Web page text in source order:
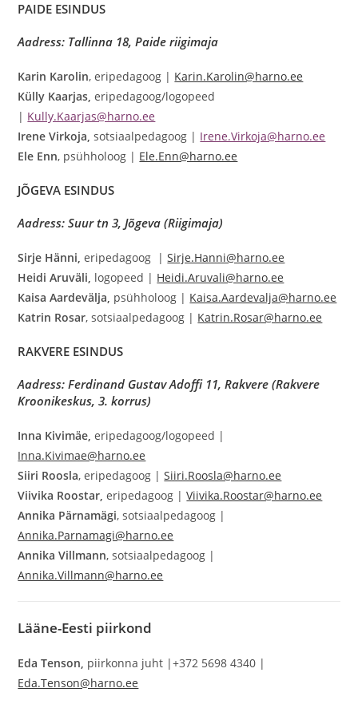
PAIDE ESINDUS
Aadress: Tallinna 18, Paide riigimaja
Karin Karolin, eripedagoog | Karin.Karolin@harno.ee
Külly Kaarjas,eripedagoog/logopeed
| Kully.Kaarjas@harno.ee
Irene Virkoja,sotsiaalpedagoog | Irene.Virkoja@harno.ee
Ele Enn, psühholoog | Ele.Enn@harno.ee
JÕGEVA ESINDUS
Aadress: Suur tn 3, Jõgeva (Riigimaja)
Sirje Hänni,eripedagoog |Sirje.Hanni@harno.ee
Heidi Aruväli, logopeed | Heidi.Aruvali@harno.ee
Kaisa Aardevälja, psühholoog | Kaisa.Aardevalja@harno.ee
Katrin Rosar, sotsiaalpedagoog | Katrin.Rosar@harno.ee
RAKVERE ESINDUS
Aadress: Ferdinand Gustav Adoffi 11, Rakvere (Rakvere
Kroonikeskus, 3. korrus)
Inna Kivimäe,eripedagoog/logopeed |
Inna.Kivimae@harno.ee
Siiri Roosla, eripedagoog |Siiri.Roosla@harno.ee
Viivika Roostar,eripedagoog |Viivika.Roostar@harno.ee
Annika Pärnamägi, sotsiaalpedagoog |
Annika.Parnamagi@harno.ee
Annika Villmann, sotsiaalpedagoog |
Annika.Villmann@harno.ee
Lääne-Eesti piirkond
Eda Tenson, piirkonna juht |+372 5698 4340 |
Eda.Tenson@harno.ee